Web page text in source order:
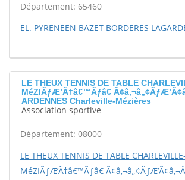
Département: 65460
EL. PYRENEEN BAZET BORDERES
LE THEUX TENNIS DE TABLE
MéZIÃƒÆ’Ã†â€™Ãƒâ€
ARDENNES Charleville-Mézières
Association sportive
Département: 08000
LE THEUX TENNIS DE TABLE CHARLEVILLE-
MéZIÃƒÆ’Ã†â€™Ãƒâ€